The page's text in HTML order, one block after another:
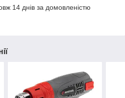
14 днів за домовленістю